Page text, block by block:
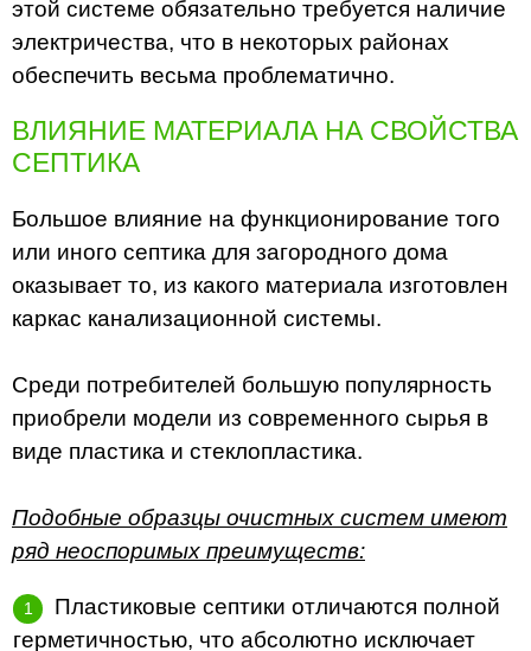
этой системе обязательно требуется наличие
электричества, что в некоторых районах
обеспечить весьма проблематично.
ВЛИЯНИЕ МАТЕРИАЛА НА СВОЙСТВА
СЕПТИКА
Большое влияние на функционирование того
или иного септика для загородного дома
оказывает то, из какого материала изготовлен
каркас канализационной системы.
Среди потребителей большую популярность
приобрели модели из современного сырья в
виде пластика и стеклопластика.
Подобные образцы очистных систем имеют
ряд неоспоримых преимуществ:
Пластиковые септики отличаются полной
герметичностью, что абсолютно исключает